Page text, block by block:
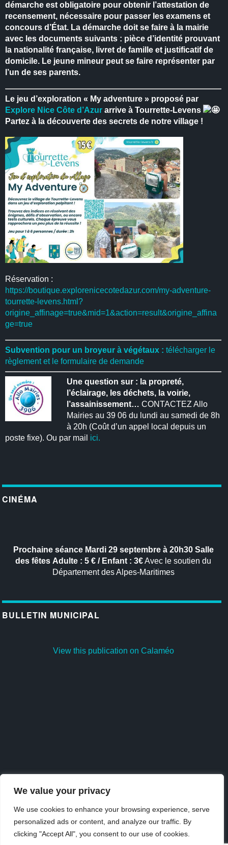
We value your privacy
We use cookies to enhance your browsing experience, serve
personalized ads or content, and analyze our traffic. By
clicking "Accept All", you consent to our use of cookies.
démarche est obligatoire pour obtenir l’attestation de
recensement, nécessaire pour passer les examens et
concours d’État. La démarche doit se faire à la mairie
avec les documents suivants : pièce d’identité prouvant
la nationalité française, livret de famille et justificatif de
domicile. Le jeune mineur peut se faire représenter par
l’un de ses parents.
Le jeu d’exploration « My adventure » proposé par
Explore Nice Côte d’Azur arrive à Tourrette-Levens
Partez à la découverte des secrets de notre village !
Réservation :
https://boutique.explorenicecotedazur.com/my-adventure-
tourrette-levens.html?
origine_affinage=true&mid=1&action=result&origine_affina
ge=true
Subvention pour un broyeur à végétaux : télécharger le
règlement et le formulaire de demande
Une question sur : la propreté,
l’éclairage, les déchets, la voirie,
l’assainissement… CONTACTEZ Allo
Mairies au 39 06 du lundi au samedi de 8h
à 20h (Coût d’un appel local depuis un
poste fixe). Ou par mail ici.
CINÉMA
Prochaine séanceMardi 29 septembre à 20h30 Salle
des fêtes Adulte : 5 € / Enfant : 3€Avec le soutien du
Département des Alpes-Maritimes
BULLETIN MUNICIPAL
View this publication on Calaméo
Publish atCalaméoor browsethe library.